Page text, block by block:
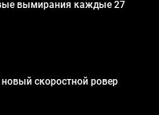
вымирания каждые 27
скоростной ровер